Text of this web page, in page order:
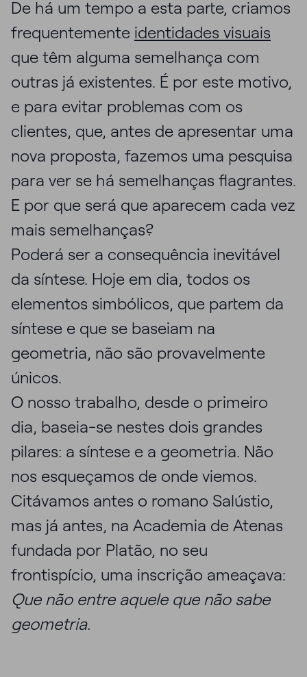
De há um tempo a esta parte, criamos
frequentemente identidades visuais
que têm alguma semelhança com
outras já existentes. É por este motivo,
e para evitar problemas com os
clientes, que, antes de apresentar uma
nova proposta, fazemos uma pesquisa
para ver se há semelhanças flagrantes.
E por que será que aparecem cada vez
mais semelhanças?
Poderá ser a consequência inevitável
da síntese. Hoje em dia, todos os
elementos simbólicos, que partem da
síntese e que se baseiam na
geometria, não são provavelmente
únicos.
O nosso trabalho, desde o primeiro
dia, baseia-se nestes dois grandes
pilares: a síntese e a geometria. Não
nos esqueçamos de onde viemos.
Citávamos antes o romano Salústio,
mas já antes, na Academia de Atenas
fundada por Platão, no seu
frontispício, uma inscrição ameaçava:
Que não entre aquele que não sabe
geometria.